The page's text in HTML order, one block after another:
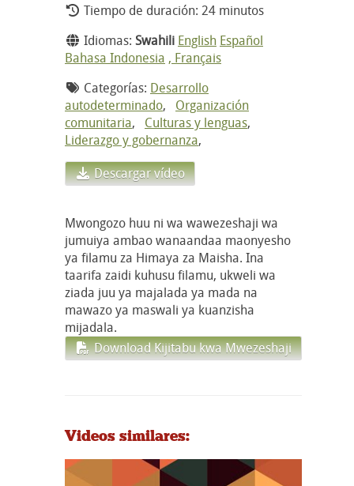
Tiempo de duración: 24 minutos
Idiomas: Swahili English Español
Bahasa Indonesia , Français
Categorías: Desarrollo
autodeterminado, Organización
comunitaria, Culturas y lenguas,
Liderazgo y gobernanza,
Descargar vídeo
Mwongozo huu ni wa wawezeshaji wa
jumuiya ambao wanaandaa maonyesho
ya filamu za Himaya za Maisha. Ina
taarifa zaidi kuhusu filamu, ukweli wa
ziada juu ya majalada ya mada na
mawazo ya maswali ya kuanzisha
mijadala.
Download Kijitabu kwa Mwezeshaji
Videos similares: